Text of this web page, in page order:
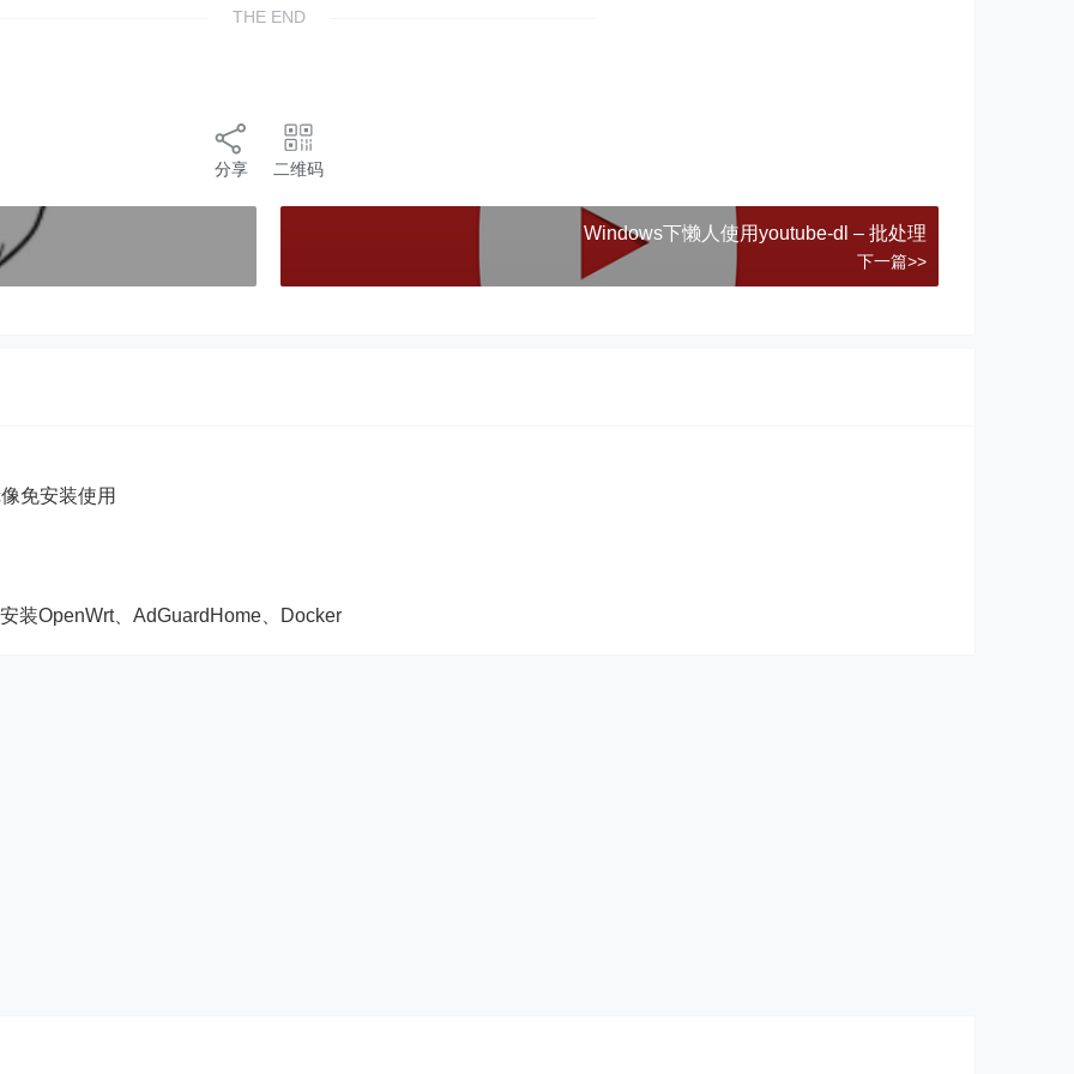
THE END
分享 二维码
Windows下懒人使用youtube-dl – 批处理
下一篇>>
免安装使用
装OpenWrt、AdGuardHome、Docker